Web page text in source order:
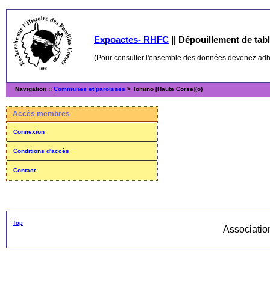
Expoactes- RHFC || Dépouillement de
(Pour consulter l'ensemble des données devenez
Navigation :: Communes et paroisses > Tomino [Haute Corse](o)
Accès membres
Connexion
Conditions d'accès
Contact
Top